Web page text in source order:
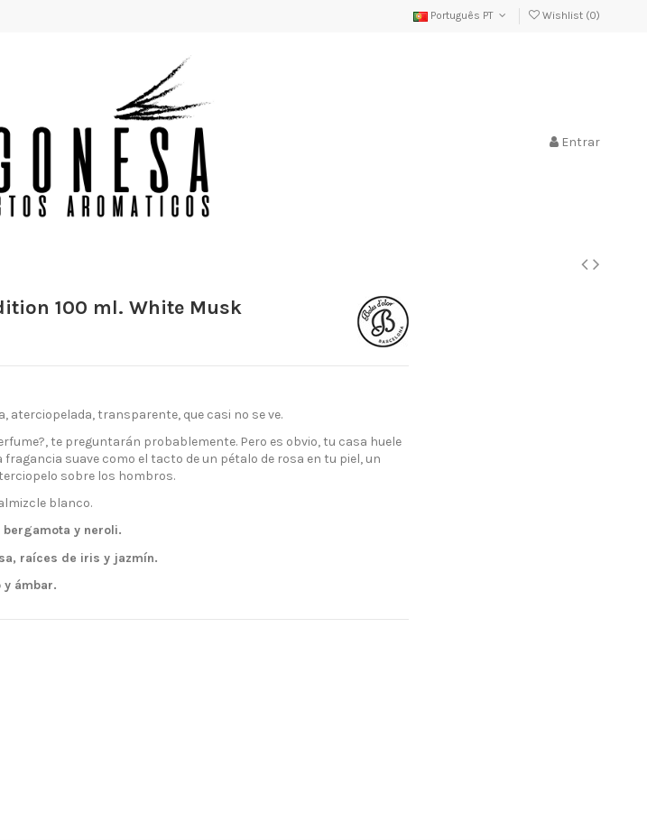
Português PT Wishlist (0)
Entrar
100 ml. White Musk
aterciopelada, transparente, que casi no se ve.
te preguntarán probablemente. Pero es obvio, tu casa huele
fragancia suave como el tacto de un pétalo de rosa en tu piel, un
sobre los hombros.
blanco.
y neroli.
raíces de iris y jazmín.
y ámbar.